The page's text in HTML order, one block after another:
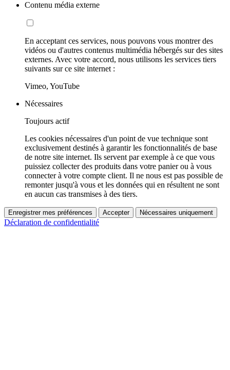
Contenu média externe
En acceptant ces services, nous pouvons vous montrer des
vidéos ou d'autres contenus multimédia hébergés sur des sites
externes. Avec votre accord, nous utilisons les services tiers
suivants sur ce site internet :
Vimeo, YouTube
Nécessaires
Toujours actif
Les cookies nécessaires d'un point de vue technique sont
exclusivement destinés à garantir les fonctionnalités de base
de notre site internet. Ils servent par exemple à ce que vous
puissiez collecter des produits dans votre panier ou à vous
connecter à votre compte client. Il ne nous est pas possible de
remonter jusqu'à vous et les données qui en résultent ne sont
en aucun cas transmises à des tiers.
Enregistrer mes préférences Accepter Nécessaires uniquement
Déclaration de confidentialité